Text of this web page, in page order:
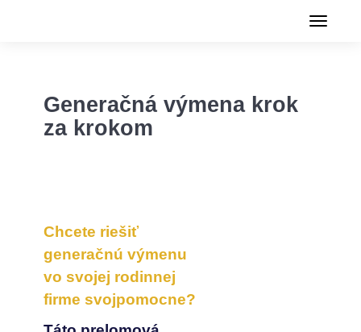
Menu
Generačná výmena krok
za krokom
Chcete riešiť
generačnú výmenu
vo svojej rodinnej
firme svojpomocne?